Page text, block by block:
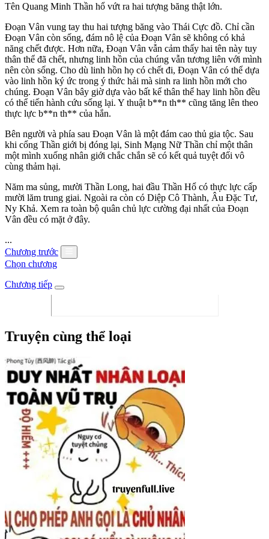
Tên Quang Minh Thần hổ vứt ra hai tượng băng thật lớn.
Đoạn Vân vung tay thu hai tượng băng vào Thái Cực đồ. Chỉ cần
Đoạn Vân còn sống, đám nô lệ của Đoạn Vân sẽ không có khả
năng chết được. Hơn nữa, Đoạn Vân vẫn cảm thấy hai tên này tuy
thân thể đã chết, nhưng linh hồn của chúng vẫn tương liên với mình
nên còn sống. Cho dù linh hồn họ có chết đi, Đoạn Vân có thể dựa
vào linh hồn ký ức trong ý thức hải mà sinh ra linh hồn mới cho
chúng. Đoạn Vân bây giờ dựa vào bất kể thân thể hay linh hồn đều
có thể tiến hành cứu sống lại. Y thuật b**n th** cũng tăng lên theo
thực lực b**n th** của hắn.
Bên người và phía sau Đoạn Vân là một đám cao thủ gia tộc. Sau
khi cổng Thần giới bị đóng lại, Sinh Mạng Nữ Thần chỉ một thân
một mình xuống nhân giới chắc chắn sẽ có kết quả tuyệt đối vô
cùng thảm hại.
Năm ma sủng, mười Thần Long, hai đầu Thần Hổ có thực lực cấp
mười lăm trung giai. Ngoài ra còn có Diệp Cô Thành, Âu Đặc Tư,
Ny Khả. Xem ra toàn bộ quân chủ lực cường đại nhất của Đoạn
Vân đều có mặt ở đây.
...
Chương trước
Chọn chương
Chương tiếp
Truyện cùng thể loại